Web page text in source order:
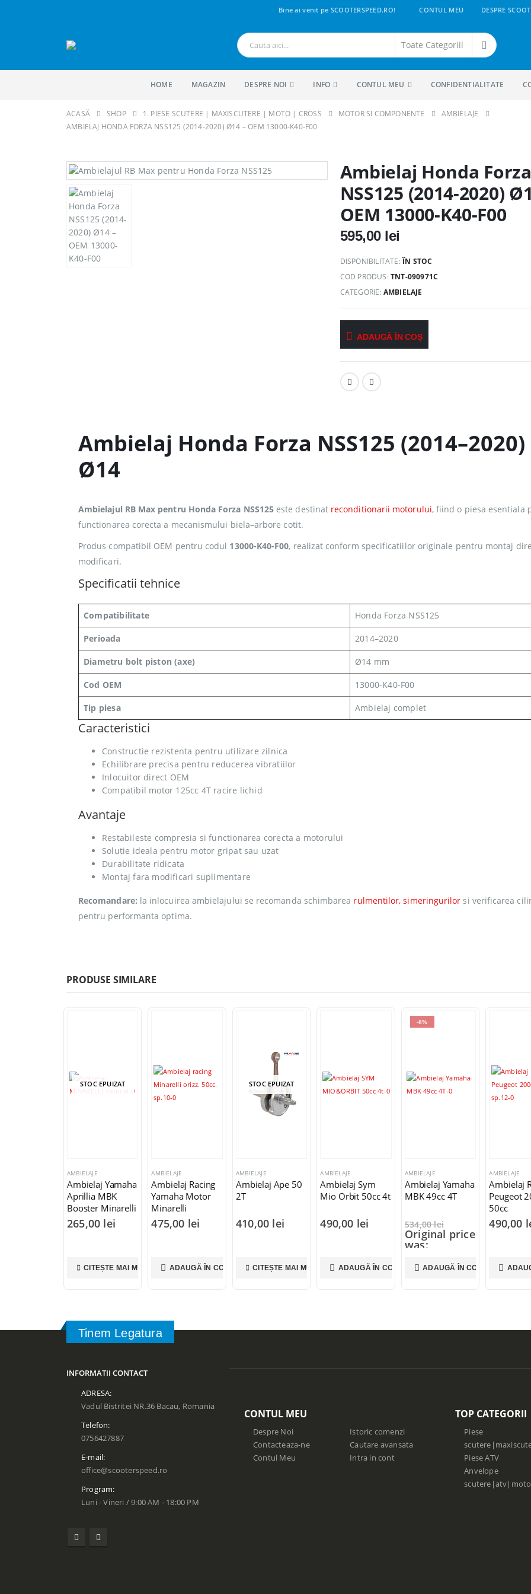
Bine ai venit pe SCOOTERSPEED.RO! CONTUL MEU DESPRE
HOME MAGAZIN DESPRE NOI INFO CONTUL MEU CONFIDENTIALITATE
ACASĂ SHOP 1. PIESE SCUTERE | MAXISCUTERE | MOTO | CROSS MOTOR SI COMPONENTE
AMBIELAJE
AMBIELAJ HONDA FORZA NSS125 (2014-2020) Ø14 – OEM 13000-K40-F00
Ambielaj Honda Forza
NSS125 (2014-2020)
OEM 13000-K40-F00
595,00 lei
DISPONIBILITATE:ÎN STOC
COD PRODUS:TNT-090971C
CATEGORIE: AMBIELAJE
ADAUGĂ ÎN COȘ
Ambielaj Honda Forza NSS125 (2014–2020)
Ø14
Ambielajul RB Max pentru Honda Forza NSS125 este destinat reconditionarii motorului, fiind o piesa esentiala
functionarea corecta a mecanismului biela–arbore cotit.
Produs compatibil OEM pentru codul 13000-K40-F00, realizat conform specificatiilor originale pentru montaj
modificari.
Specificatii tehnice
Compatibilitate Honda Forza NSS125
Perioada 2014–2020
Diametru bolt piston (axe) Ø14 mm
Cod OEM 13000-K40-F00
Tip piesa Ambielaj complet
Caracteristici
Constructie rezistenta pentru utilizare zilnica
Echilibrare precisa pentru reducerea vibratiilor
Inlocuitor direct OEM
Compatibil motor 125cc 4T racire lichid
Avantaje
Restabileste compresia si functionarea corecta a motorului
Solutie ideala pentru motor gripat sau uzat
Durabilitate ridicata
Montaj fara modificari suplimentare
Recomandare: la inlocuirea ambielajului se recomanda schimbarea rulmentilor, simeringurilor si verificarea
pentru performanta optima.
PRODUSE SIMILARE
STOC EPUIZAT
AMBIELAJE
Ambielaj Yamaha
Aprillia MBK
Booster Minarelli
Vertical 49cc 2T
265,00 lei
CITEȘTE MAI MULT
AMBIELAJE
Ambielaj Racing
Yamaha Motor
Minarelli
Orizontal 50cc
475,00 lei
ADAUGĂ ÎN COȘ
STOC EPUIZAT
AMBIELAJE
Ambielaj Ape 50
2T
410,00 lei
CITEȘTE MAI MULT
AMBIELAJE
Ambielaj Sym
Mio Orbit 50cc 4t
490,00 lei
ADAUGĂ ÎN COȘ
-8%
AMBIELAJE
Ambielaj Yamaha
MBK 49cc 4T
534,00lei
Original price
was:
490,00lei
ADAUGĂ ÎN COȘ
AMBIELAJE
Ambielaj
Peugeot
50cc
490,00
Tinem Legatura
INFORMATII CONTACT
ADRESA:
Vadul Bistritei NR.36 Bacau, Romania
Telefon:
0756427887
E-mail:
office@scooterspeed.ro
Program:
Luni - Vineri / 9:00 AM - 18:00 PM
CONTUL MEU
Despre Noi
Contacteaza-ne
Contul Meu
Istoric comenzi
Cautare avansata
Intra in cont
TOP CATEGORII
Piese
Piese ATV
Anvelope